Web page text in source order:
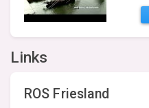
Links
ROS Friesland